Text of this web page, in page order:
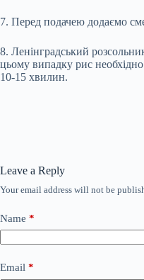
7. Перед подачею додаємо
8. Ленінградський
цьому випадку рис
10-15 хвилин.
Leave a Reply
Your email address will not be
Name *
Email *